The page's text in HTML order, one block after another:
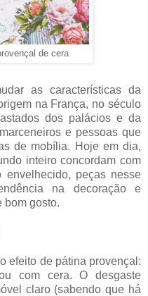
de cera
as características da
na França, no século
dos palácios e da
e pessoas que
de mobília. Hoje em dia,
inteiro concordam com
peças nesse
na decoração e
bom gosto.
efeito de pátina provençal:
com cera. O desgaste
claro (sabendo que há